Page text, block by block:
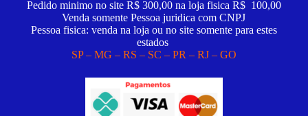
Pedido minimo no site R$ 300,00 na loja fisica R$ 100,00
Venda somente Pessoa juridica com CNPJ
Pessoa fisica: venda na loja ou no site somente para estes
estados
SP – MG – RS – SC – PR – RJ – GO